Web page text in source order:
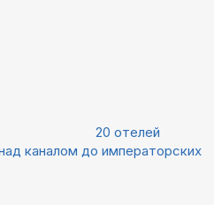
20 отелей
каналом до императорских